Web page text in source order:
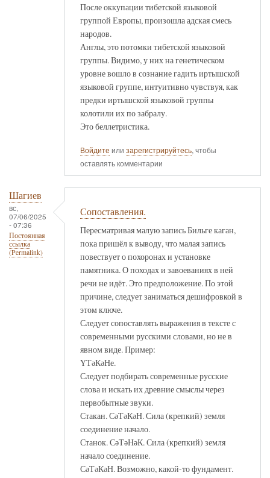
После оккупации тибетской языковой
группой Европы, произошла адская смесь
народов.
Англы, это потомки тибетской языковой
группы. Видимо, у них на генетическом
уровне вошло в сознание гадить иртышской
языковой группе, интуитивно чувствуя, как
предки иртышской языковой группы
колотили их по забралу.
Это беллетристика.
Войдите или зарегистрируйтесь, чтобы
оставлять комментарии
Шагиев
вс,
07/06/2025
- 07:36
Постоянная
ссылка
(Permalink)
Сопоставления.
Пересматривая малую запись Бильге каган,
пока пришёл к выводу, что малая запись
повествует о похоронах и установке
памятника. О походах и завоеваниях в ней
речи не идёт. Это предположение. По этой
причине, следует заниматься дешифровкой в
этом ключе.
Следует сопоставлять выражения в тексте с
современными русскими словами, но не в
явном виде. Пример:
ҮТәКәНе.
Следует подбирать современные русские
слова и искать их древние смыслы через
первобытные звуки.
Стакан. СәТәКәН. Сила (крепкий) земля
соединение начало.
Станок. СәТәНәК. Сила (крепкий) земля
начало соединение.
СәТәКәН. Возможно, какой-то фундамент.